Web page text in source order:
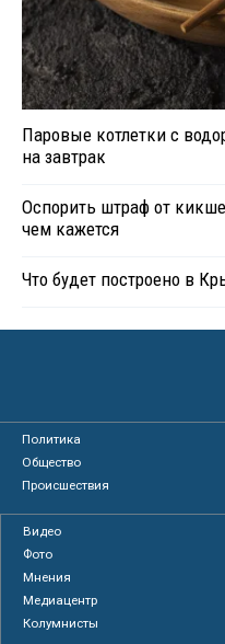
Паровые котлетки с
на завтрак
Оспорить штраф от
чем кажется
Что будет построено в
Политика
Общество
Происшествия
Видео
Фото
Мнения
Медиацентр
Колумнисты